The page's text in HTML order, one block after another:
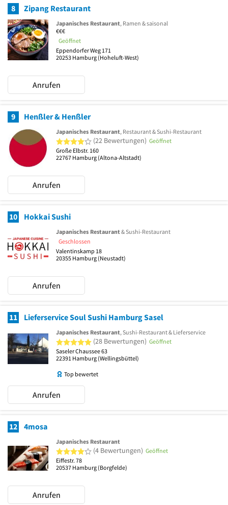
8 Zipang Restaurant
Japanisches Restaurant, Ramen & saisonal
€€€
Geöffnet
Eppendorfer Weg 171
20253 Hamburg (Hoheluft-West)
Anrufen
9 Henßler & Henßler
Japanisches Restaurant, Restaurant & Sushi-Restaurant
4 von 5 Sternen
(22 Bewertungen) Geöffnet
Große Elbstr. 160
22767 Hamburg (Altona-Altstadt)
Anrufen
10 Hokkai Sushi
Japanisches Restaurant& Sushi-Restaurant
Geschlossen
Valentinskamp 18
20355 Hamburg (Neustadt)
Anrufen
11 Lieferservice Soul Sushi Hamburg Sasel
Japanisches Restaurant, Sushi-Restaurant & Lieferservice
5 von 5 Sternen
(28 Bewertungen) Geöffnet
Saseler Chaussee 63
22391 Hamburg (Wellingsbüttel)
Top bewertet
Anrufen
12 4mosa
Japanisches Restaurant
4 von 5 Sternen
(4 Bewertungen) Geöffnet
Eiffestr. 78
20537 Hamburg (Borgfelde)
Anrufen